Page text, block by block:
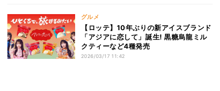
グルメ
【ロッテ】10年ぶりの新アイスブランド
「アジアに恋して」誕生! 黒糖烏龍ミル
クティーなど4種発売
2026/03/17 11:42